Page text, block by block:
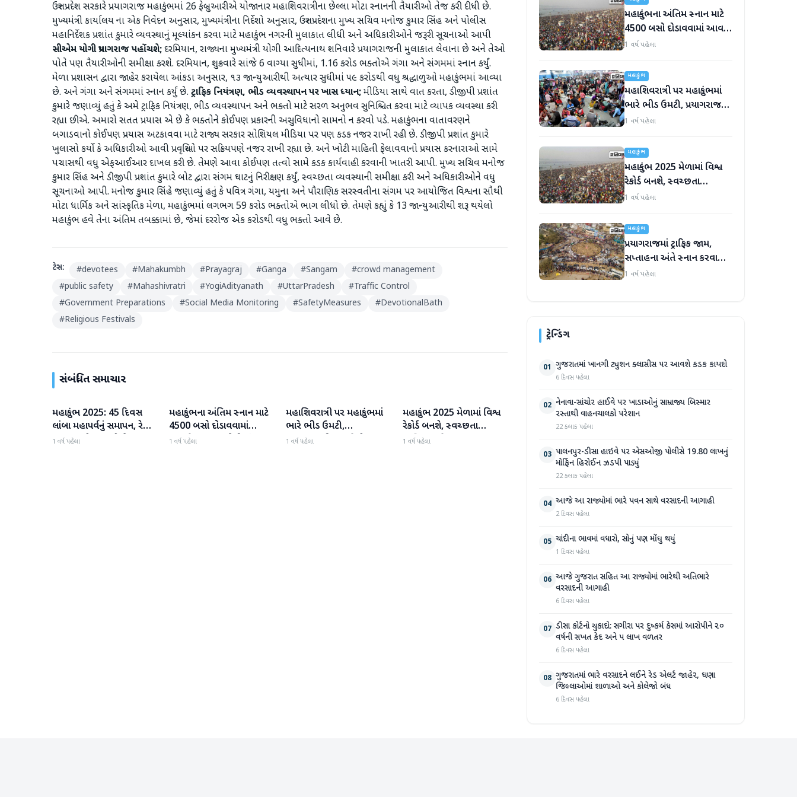
ઉત્તર પ્રદેશ સરકારે પ્રયાગરાજ મહાકુંભમાં 26 ફેબ્રુઆરીએ યોજાનાર મહાશિવરાત્રીના છેલ્લા મોટા સ્નાનની તૈયારીઓ તેજ કરી દીધી છે.
મુખ્યમંત્રી કાર્યાલય ના એક નિવેદન અનુસાર, મુખ્યમંત્રીના નિર્દેશો અનુસાર, ઉત્તર પ્રદેશના મુખ્ય સચિવ મનોજ કુમાર સિંહ અને પોલીસ
મહાનિર્દેશક પ્રશાંત કુમારે વ્યવસ્થાનું મૂલ્યાંકન કરવા માટે મહાકુંભ નગરની મુલાકાત લીધી અને અધિકારીઓને જરૂરી સૂચનાઓ આપી
સીએમ યોગી પ્રયાગરાજ પહોંચશે;દરમિયાન, રાજ્યના મુખ્યમંત્રી યોગી આદિત્યનાથ શનિવારે પ્રયાગરાજની મુલાકાત લેવાના છે અને તેઓ
પોતે પણ તૈયારીઓની સમીક્ષા કરશે. દરમિયાન, શુક્રવારે સાંજે 6 વાગ્યા સુધીમાં, 1.16 કરોડ ભક્તોએ ગંગા અને સંગમમાં સ્નાન કર્યું.
મેળા પ્રશાસન દ્વારા જાહેર કરાયેલા આંકડા અનુસાર, ૧૩ જાન્યુઆરીથી અત્યાર સુધીમાં ૫૯ કરોડથી વધુ શ્રદ્ધાળુઓ મહાકુંભમાં આવ્યા
છે. અને ગંગા અને સંગમમાં સ્નાન કર્યું છે. ટ્રાફિક નિયંત્રણ, ભીડ વ્યવસ્થાપન પર ખાસ ધ્યાન;મીડિયા સાથે વાત કરતા, ડીજીપી પ્રશાંત
કુમારે જણાવ્યું હતું કે અમે ટ્રાફિક નિયંત્રણ, ભીડ વ્યવસ્થાપન અને ભક્તો માટે સરળ અનુભવ સુનિશ્ચિત કરવા માટે વ્યાપક વ્યવસ્થા કરી
રહ્યા છીએ. અમારો સતત પ્રયાસ એ છે કે ભક્તોને કોઈપણ પ્રકારની અસુવિધાનો સામનો ન કરવો પડે. મહાકુંભના વાતાવરણને
બગાડવાનો કોઈપણ પ્રયાસ અટકાવવા માટે રાજ્ય સરકાર સોશિયલ મીડિયા પર પણ કડક નજર રાખી રહી છે. ડીજીપી પ્રશાંત કુમારે
ખુલાસો કર્યો કે અધિકારીઓ આવી પ્રવૃત્તિઓ પર સક્રિયપણે નજર રાખી રહ્યા છે. અને ખોટી માહિતી ફેલાવવાનો પ્રયાસ કરનારાઓ સામે
પચાસથી વધુ એફઆઈઆર દાખલ કરી છે. તેમણે આવા કોઈપણ તત્વો સામે કડક કાર્યવાહી કરવાની ખાતરી આપી. મુખ્ય સચિવ મનોજ
કુમાર સિંહ અને ડીજીપી પ્રશાંત કુમારે બોટ દ્વારા સંગમ ઘાટનું નિરીક્ષણ કર્યું, સ્વચ્છતા વ્યવસ્થાની સમીક્ષા કરી અને અધિકારીઓને વધુ
સૂચનાઓ આપી. મનોજ કુમાર સિંહે જણાવ્યું હતું કે પવિત્ર ગંગા, યમુના અને પૌરાણિક સરસ્વતીના સંગમ પર આયોજિત વિશ્વના સૌથી
મોટા ધાર્મિક અને સાંસ્કૃતિક મેળા, મહાકુંભમાં લગભગ 59 કરોડ ભક્તોએ ભાગ લીધો છે. તેમણે કહ્યું કે 13 જાન્યુઆરીથી શરૂ થયેલો
મહાકુંભ હવે તેના અંતિમ તબક્કામાં છે, જેમાં દરરોજ એક કરોડથી વધુ ભક્તો આવે છે.
ટેગ્સ: #devotees #Mahakumbh #Prayagraj #Ganga #Sangam #crowd management
#public safety #Mahashivratri #YogiAdityanath #UttarPradesh #Traffic Control
#Government Preparations #Social Media Monitoring #SafetyMeasures #DevotionalBath
#Religious Festivals
સંબંધિત સમાચાર
મહાકુંભ
મહાકુંભ 2025: 45 દિવસ
લાંબા મહાપર્વનું સમાપન, રેકોર્ડ
66.30 કરોડ ભક્તોએ સ્નાન
1 વર્ષ પહેલા
મહાકુંભ
મહાકુંભના અંતિમ સ્નાન માટે
4500 બસો દોડાવવામાં
આવશે, શ્રદ્ધાળુઓની સંખ્યા
1 વર્ષ પહેલા
મહાકુંભ
મહાશિવરાત્રી પર મહાકુંભમાં
ભારે ભીડ ઉમટી,
પ્રયાગરાજથી 350 ટ્રેનો
1 વર્ષ પહેલા
મહાકુંભ
મહાકુંભ 2025 મેળામાં વિશ્વ
રેકોર્ડ બનશે, સ્વચ્છતા
અભિયાન હેઠળ 15 હજાર
1 વર્ષ પહેલા
મહાકુંભના અંતિમ સ્નાન માટે
4500 બસો દોડાવવામાં આવશે,
શ્રદ્ધાળુઓની સંખ્યા 64 કરોડને
1 વર્ષ પહેલા
મહાકુંભ
મહાશિવરાત્રી પર મહાકુંભમાં
ભારે ભીડ ઉમટી, પ્રયાગરાજથી
350 ટ્રેનો દોડાવવામાં આવશે,
1 વર્ષ પહેલા
મહાકુંભ
મહાકુંભ 2025 મેળામાં વિશ્વ
રેકોર્ડ બનશે, સ્વચ્છતા
અભિયાન હેઠળ 15 હજાર
1 વર્ષ પહેલા
મહાકુંભ
પ્રયાગરાજમાં ટ્રાફિક જામ,
સપ્તાહના અંતે સ્નાન કરવા
માટે અપેક્ષા કરતાં વધુ
1 વર્ષ પહેલા
ટ્રેન્ડિંગ
01 ગુજરાતમાં ખાનગી ટ્યુશન ક્લાસીસ પર આવશે કડક કાયદો
6 દિવસ પહેલા
02 નેનાવા-સાંચોર હાઈવે પર ખાડાઓનું સામ્રાજ્ય બિસ્માર
રસ્તાથી વાહનચાલકો પરેશાન
22 કલાક પહેલા
03 પાલનપુર-ડીસા હાઇવે પર એસઓજી પોલીસે 19.80 લાખનું
મોર્ફિન હિરોઈન ઝડપી પાડ્યું
22 કલાક પહેલા
04 આજે આ રાજ્યોમાં ભારે પવન સાથે વરસાદની આગાહી
2 દિવસ પહેલા
05 ચાંદીના ભાવમાં વધારો, સોનું પણ મોંઘુ થયું
1 દિવસ પહેલા
06 આજે ગુજરાત સહિત આ રાજ્યોમાં ભારેથી અતિભારે
વરસાદની આગાહી
6 દિવસ પહેલા
07 ડીસા કોર્ટનો ચુકાદો: સગીરા પર દુષ્કર્મ કેસમાં આરોપીને ૨૦
વર્ષની સખત કેદ અને ૫ લાખ વળતર
6 દિવસ પહેલા
08 ગુજરાતમાં ભારે વરસાદને લઈને રેડ એલર્ટ જાહેર, ઘણા
જિલ્લાઓમાં શાળાઓ અને કોલેજો બંધ
6 દિવસ પહેલા